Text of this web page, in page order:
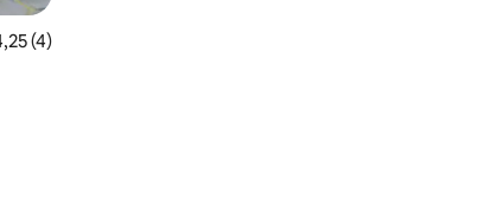
ohodnotenie 4,25 z 5, počet hodnotení: 4
(4)